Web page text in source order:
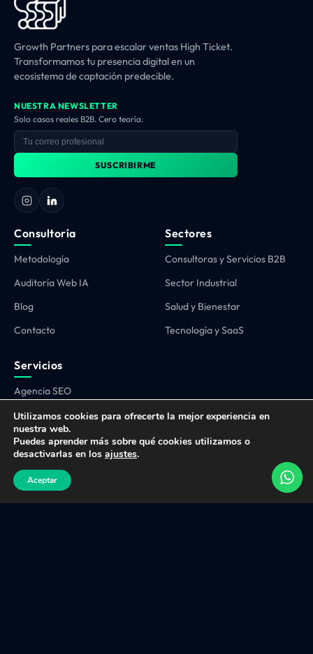
Growth Partners para escalar ventas High Ticket.
Transformamos tu presencia digital en un
ecosistema de captación predecible.
NUESTRA NEWSLETTER
Solo casos reales B2B. Cero teoría.
SUSCRIBIRME
Consultoría
Metodología
Auditoría Web IA
Blog
Contacto
Servicios
Agencia SEO
Agencia Google Ads
Agencia Diseño Web
Marketing Automation
Agencia GEO
Sectores
Consultoras y Servicios B2B
Sector Industrial
Salud y Bienestar
Tecnología y SaaS
Utilizamos cookies para ofrecerte la mejor experiencia en
nuestra web.
Puedes aprender más sobre qué cookies utilizamos o
desactivarlas en los ajustes.
Aceptar